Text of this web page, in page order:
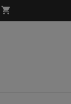
shopping_cart